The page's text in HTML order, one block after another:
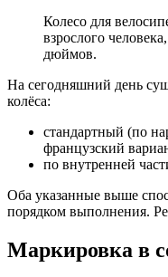
Колесо для
взрослого
дюймов.
На сегодняшний день
колёса:
стандартный (по
французский
по внутренней
Оба указанные выше
порядком выполнения.
Маркировка в